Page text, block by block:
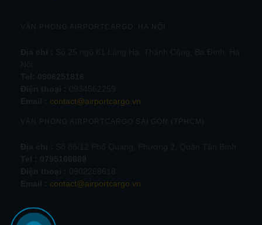
VĂN PHÒNG AIRPORTCARGO HÀ NỘI
contact@airportcargo.vn
VĂN PHÒNG AIRPORTCARGO SÀI GÒN (TPHCM)
contact@airportcargo.vn